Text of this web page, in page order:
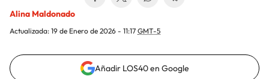
Alina Maldonado
Actualizada: 19 de Enero de 2026 - 11:17 GMT-5
Añadir LOS40 en Google